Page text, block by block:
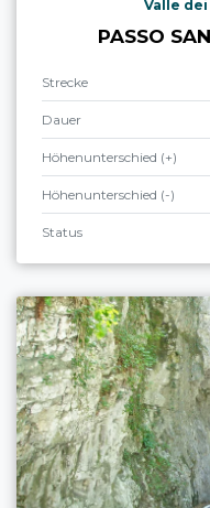
Valle dei
PASSO
Strecke
Dauer
Höhenunterschied (+)
Höhenunterschied (-)
Status